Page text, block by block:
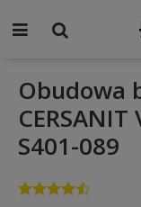
Obudowa
CERSANIT
S401-089